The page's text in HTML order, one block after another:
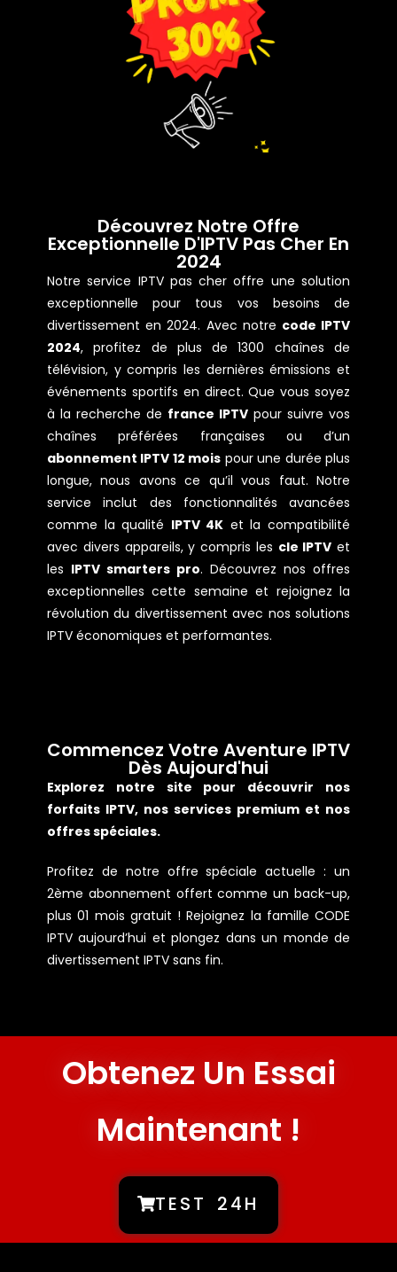
Découvrez Notre Offre
Exceptionnelle D'IPTV Pas Cher En
2024
Notre service IPTV pas cher offre une solution
exceptionnelle pour tous vos besoins de
divertissement en 2024. Avec notre code IPTV
2024, profitez de plus de 1300 chaînes de
télévision, y compris les dernières émissions et
événements sportifs en direct. Que vous soyez
à la recherche de france IPTV pour suivre vos
chaînes préférées françaises ou d’un
abonnement IPTV 12 mois pour une durée plus
longue, nous avons ce qu’il vous faut. Notre
service inclut des fonctionnalités avancées
comme la qualité IPTV 4K et la compatibilité
avec divers appareils, y compris les cle IPTV et
les IPTV smarters pro. Découvrez nos offres
exceptionnelles cette semaine et rejoignez la
révolution du divertissement avec nos solutions
IPTV économiques et performantes.
Commencez Votre Aventure IPTV
Dès Aujourd'hui
Explorez notre site pour découvrir nos
forfaits IPTV, nos services premium et nos
offres spéciales.
Profitez de notre offre spéciale actuelle : un
2ème abonnement offert comme un back-up,
plus 01 mois gratuit ! Rejoignez la famille CODE
IPTV aujourd’hui et plongez dans un monde de
divertissement IPTV sans fin.
Obtenez Un Essai
Maintenant !
TEST 24H